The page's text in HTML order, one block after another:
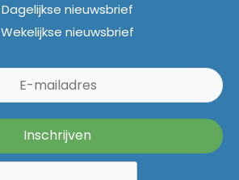
Dagelijkse nieuwsbrief
Wekelijkse nieuwsbrief